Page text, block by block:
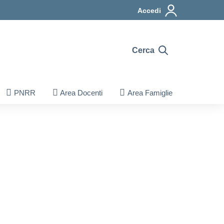
Accedi
Cerca
PNRR Area Docenti Area Famiglie